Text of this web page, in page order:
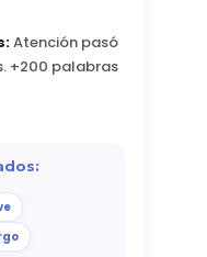
Atención pasó
+200 palabras